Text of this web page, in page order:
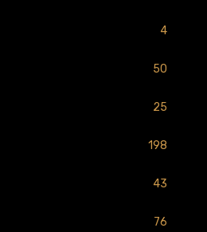
4
50
25
198
43
76